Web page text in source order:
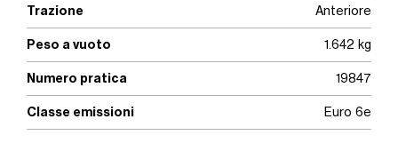
Trazione Anteriore
Peso a vuoto 1.642 kg
Numero pratica 19847
Classe emissioni Euro 6e